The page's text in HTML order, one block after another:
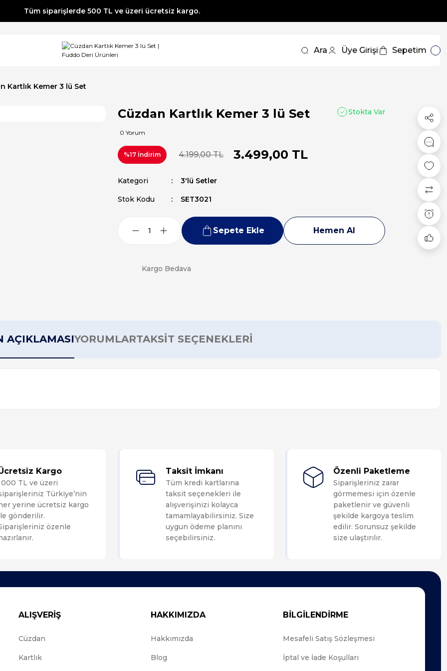
Tüm siparişlerde 500 TL ve üzeri ücretsiz kargo.
Tüm siparişlerde 500 TL ve üzeri ücretsiz kargo.
Tüm siparişlerde 500 TL ve üzeri ücretsiz kargo. Ara Üye Girişi Sepetim
Kartlık Kemer 3 lü Set
Cüzdan Kartlık Kemer 3 lü Set
0 Yorum
Stokta Var
%17 İndirim 4.199,00 TL 3.499,00 TL
Kategori 3'lü Setler
Stok Kodu SET3021
Sepete Ekle Hemen Al
Kargo Bedava
AÇIKLAMASIYORUMLARTAKSİT SEÇENEKLERİ
Kargo
TL ve üzeri
Türkiye’nin
yerine ücretsiz kargo
gönderilir.
özenle
Taksit İmkanı
Tüm kredi kartlarına
taksit seçenekleri ile
alışverişinizi kolayca
tamamlayabilirsiniz. Size
uygun ödeme planını
seçebilirsiniz.
Özenli Paketleme
Siparişleriniz zarar
görmemesi için özenle
paketlenir ve güvenli
şekilde kargoya teslim
edilir. Sorunsuz şekilde
size ulaştırılır.
ALIŞVERİŞ
Cüzdan
Kartlık
HAKKIMIZDA
Hakkımızda
Blog
BİLGİLENDİRME
Mesafeli Satış Sözleşmesi
İptal ve İade Koşulları